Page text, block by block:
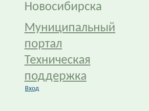
Новосибирска
Муниципальный
портал
Техническая
поддержка
Вход